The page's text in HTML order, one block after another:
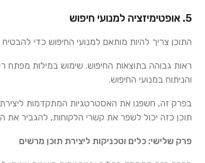
5. אופטימיזציה למנועי חיפוש
התוכן צריך להיות מותאם למנועי החיפוש כדי להבטיח
ראות גבוהה בתוצאות החיפוש. שימוש במילות מפתח
והניתוח במנועי החיפוש.
בפרק זה, חשפנו את האסטרטגיות המתקדמות
תוכן כזה יכול לשפר את קשרי הלקוחות, להגביר
פרק שלישי: כלים וטכניקות ליצירת תוכן מרשים